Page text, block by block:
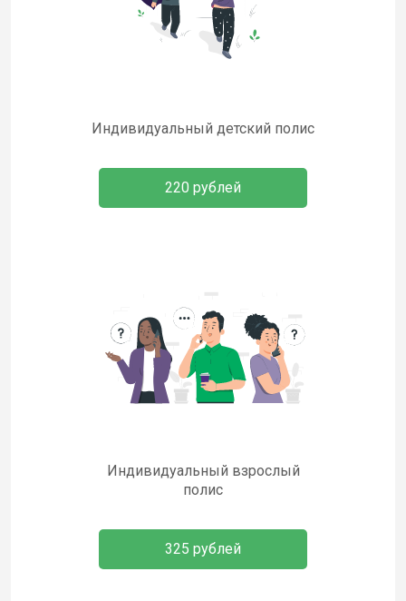
Индивидуальный детский полис
220 рублей
Индивидуальный взрослый
полис
325 рублей